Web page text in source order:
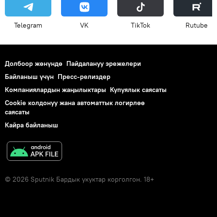
Telegram VK ТikТоk Rutube
Долбоор жөнүндө Пайдалануу эрежелери
Байланыш үчүн Пресс-релиздер
Компаниялардын жаңылыктары Купуялык саясаты
Cookie колдонуу жана автоматтык логирлөө
саясаты
Кайра байланыш
© 2026 Sputnik Бардык укуктар корголгон. 18+